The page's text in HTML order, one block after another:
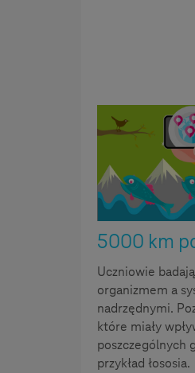
5000 km
Uczniowie
organizmem a
nadrzędnymi.
które miały
poszczególnych
przykład łososia.